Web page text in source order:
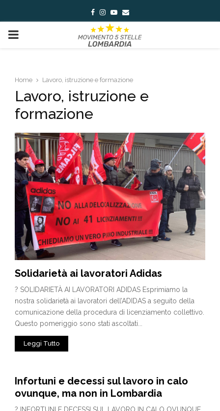
Facebook
Instagram
Youtube
Email
PRIMARY
Home Lavoro, istruzione e formazione
Lavoro, istruzione e
formazione
Solidarietà ai lavoratori Adidas
? SOLIDARIETÀ AI LAVORATORI ADIDAS Esprimiamo la
nostra solidarietà ai lavoratori dell’ADIDAS a seguito della
comunicazione della procedura di licenziamento collettivo.
Questo pomeriggio sono stati ascoltati...
Leggi Tutto
Infortuni e decessi sul lavoro in calo
ovunque, ma non in Lombardia
? INFORTUNI E DECESSI SUL LAVORO IN CALO OVUNQUE